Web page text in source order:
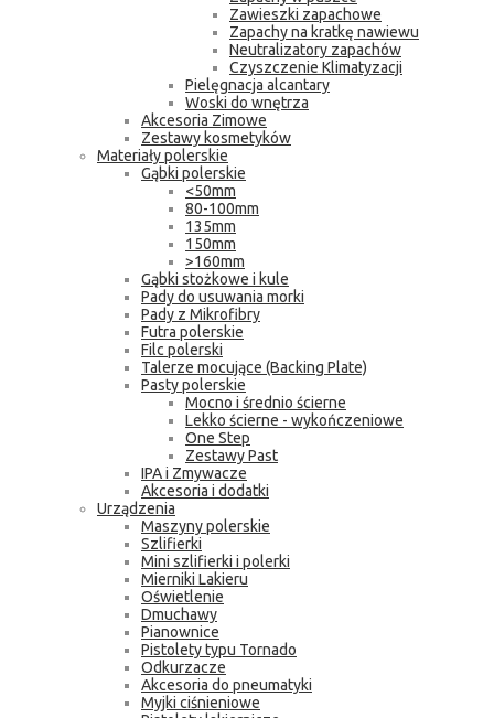
Zawieszki zapachowe
Zapachy na kratkę nawiewu
Neutralizatory zapachów
Czyszczenie Klimatyzacji
Pielęgnacja alcantary
Woski do wnętrza
Akcesoria Zimowe
Zestawy kosmetyków
Materiały polerskie
Gąbki polerskie
<50mm
80-100mm
135mm
150mm
>160mm
Gąbki stożkowe i kule
Pady do usuwania morki
Pady z Mikrofibry
Futra polerskie
Filc polerski
Talerze mocujące (Backing Plate)
Pasty polerskie
Mocno i średnio ścierne
Lekko ścierne - wykończeniowe
One Step
Zestawy Past
IPA i Zmywacze
Akcesoria i dodatki
Urządzenia
Maszyny polerskie
Szlifierki
Mini szlifierki i polerki
Mierniki Lakieru
Oświetlenie
Dmuchawy
Pianownice
Pistolety typu Tornado
Odkurzacze
Akcesoria do pneumatyki
Myjki ciśnieniowe